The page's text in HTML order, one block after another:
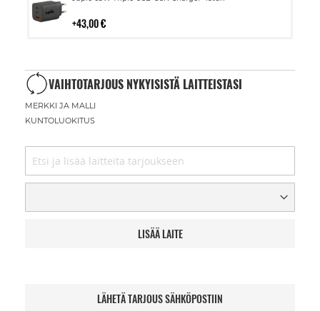
43,00 €
VAIHTOTARJOUS NYKYISISTÄ LAITTEISTASI
MERKKI JA MALLI
KUNTOLUOKITUS
LISÄÄ LAITE
LÄHETÄ TARJOUS SÄHKÖPOSTIIN